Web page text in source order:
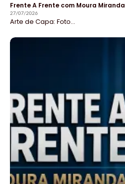
Frente A Frente com Moura Miranda
27/07/2026
Arte de Capa: Foto...